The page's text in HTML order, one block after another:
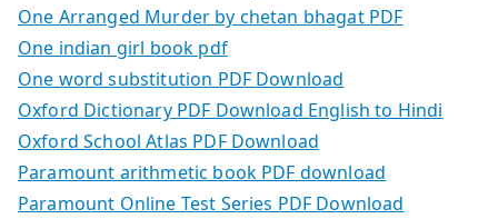
One Arranged Murder by chetan bhagat PDF
One indian girl book pdf
One word substitution PDF Download
Oxford Dictionary PDF Download English to Hindi
Oxford School Atlas PDF Download
Paramount arithmetic book PDF download
Paramount Online Test Series PDF Download